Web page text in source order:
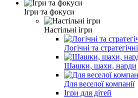
Ігри та фокуси
Настільні ігри
Логічні та стратегічні
Шашки, шахи, нарди
Для веселої компанії
Ігри для дітей